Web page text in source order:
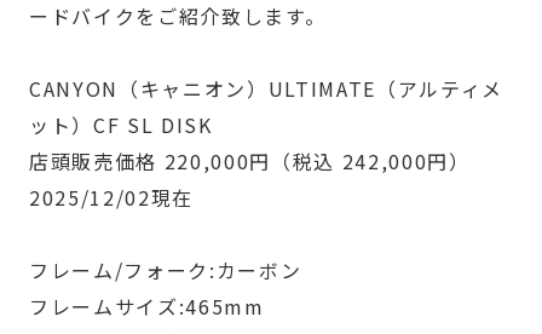
ードバイクをご紹介致します。
CANYON（キャニオン）ULTIMATE（アルティメ
ット）CF SL DISK
店頭販売価格 220,000円（税込 242,000円）
2025/12/02現在
フレーム/フォーク:カーボン
フレームサイズ:465mm